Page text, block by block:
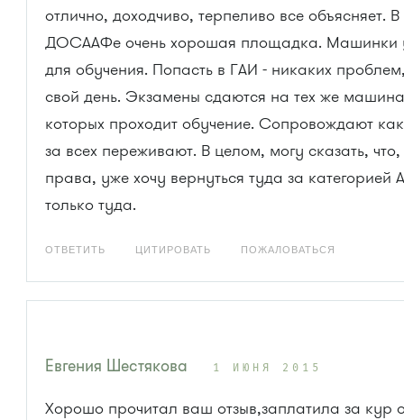
отлично, доходчиво, терпеливо все объясняет. В
ДОСААФе очень хорошая площадка. Машинки
для обучения. Попасть в ГАИ - никаких
свой день. Экзамены сдаются на тех же
которых проходит обучение. Сопровождают
за всех переживают. В целом, могу сказать,
права, уже хочу вернуться туда за категорией
только туда.
ОТВЕТИТЬ ЦИТИРОВАТЬ ПОЖАЛОВАТЬСЯ
Евгения Шестякова 1 ИЮНЯ 2015
Хорошо прочитал ваш отзыв,заплатила за кур